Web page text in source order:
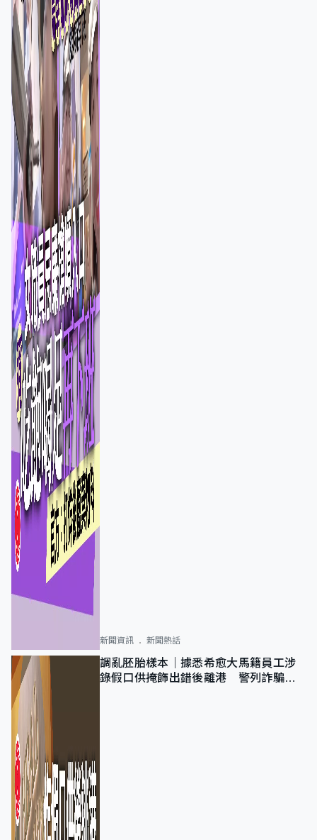
新聞資訊 新聞熱話
調亂胚胎樣本｜據悉希愈大馬籍員工涉
錄假口供掩飾出錯後離港 警列詐騙